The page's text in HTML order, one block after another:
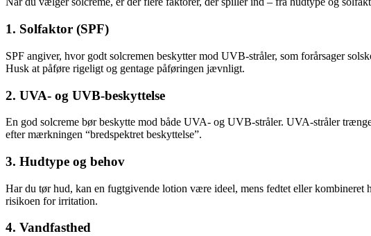
1. Solfaktor (SPF)
SPF angiver, hvor godt solcremen beskytter mod UVB-stråler, som forårsager
Husk at påføre rigeligt og gentage påføringen jævnligt.
2. UVA- og UVB-beskyttelse
En god solcreme bør beskytte mod både UVA- og UVB-stråler. UVA-stråler
efter mærkningen “bredspektret beskyttelse”.
3. Hudtype og behov
Har du tør hud, kan en fugtgivende lotion være ideel, mens fedtet eller
risikoen for irritation.
4. Vandfasthed